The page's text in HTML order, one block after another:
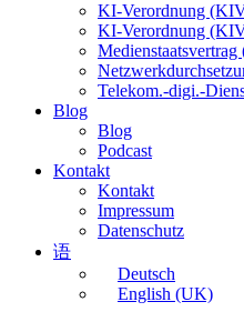
KI-Verordnung
KI-Verordnung
Telekom.-digi.-
Blog
Blog
Podcast
Kontakt
Kontakt
Impressum
Datenschutz
语
Deutsch
English (UK)